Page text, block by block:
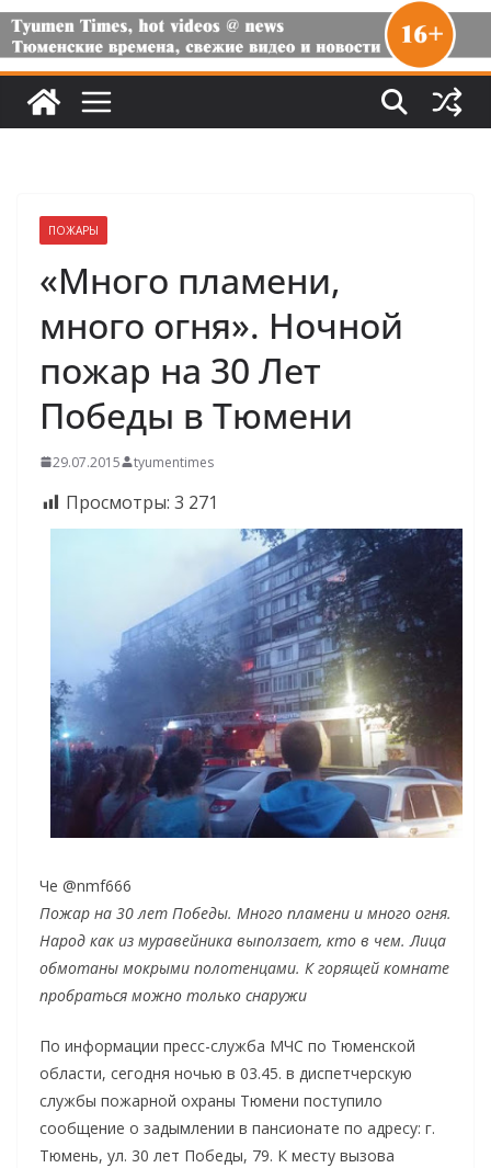
ПОЖАРЫ
«Много пламени,
много огня». Ночной
пожар на 30 Лет
Победы в Тюмени
29.07.2015 tyumentimes
Просмотры: 3 271
Че ‏@nmf666
Пожар на 30 лет Победы. Много пламени и много огня.
Народ как из муравейника выползает, кто в чем. Лица
обмотаны мокрыми полотенцами. К горящей комнате
пробраться можно только снаружи
По информации пресс-служба МЧС по Тюменской
области, сегодня ночью в 03.45. в диспетчерскую
службы пожарной охраны Тюмени поступило
сообщение о задымлении в пансионате по адресу: г.
Тюмень, ул. 30 лет Победы, 79. К месту вызова